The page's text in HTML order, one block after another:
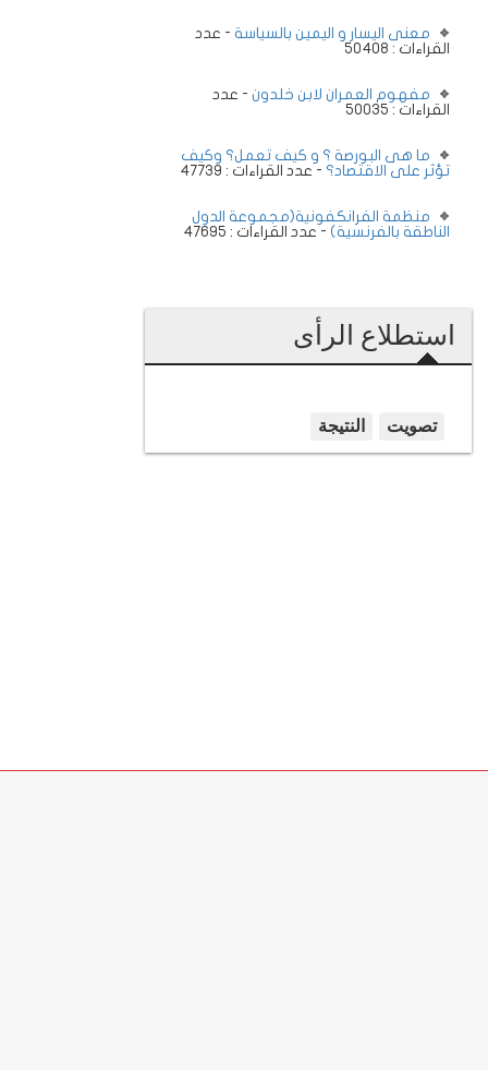
معنى اليسار و اليمين بالسياسة - عدد
القراءات : 50408
مفهوم العمران لابن خلدون - عدد
القراءات : 50035
ما هى البورصة ؟ و كيف تعمل؟ وكيف
تؤثر على الاقتصاد؟ - عدد القراءات : 47739
منظمة الفرانكفونية(مجموعة الدول
الناطقة بالفرنسية) - عدد القراءات : 47695
استطلاع الرأى